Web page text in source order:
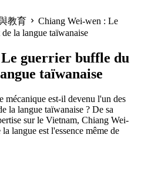
教育
Chiang Wei-wen : Le
la langue taïwanaise
guerrier buffle du
taïwanaise
mécanique est-il devenu l'un des
la langue taïwanaise ? De sa
sur le Vietnam, Chiang Wei-
langue est l'essence même de